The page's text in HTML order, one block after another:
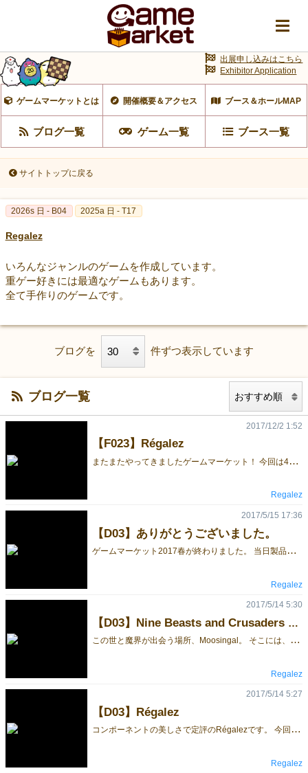
ゲームマーケットとは 開催概要＆アクセス ブース＆ホールMAP
ブログ一覧 ゲーム一覧 ブース一覧
出展申し込みはこちら
Exhibitor Application
サイトトップに戻る
2026s 日 - B04 2025a 日 - T17
Regalez
いろんなジャンルのゲームを作成しています。
重ゲー好きには最適なゲームもあります。
全て手作りのゲームです。
ブログを 件ずつ表示しています
ブログ一覧
【F023】Régalez
ま
たまたやってきましたゲームマーケット！ 今回は4回目の出店です。 今回の新作は「ESPレンジャー」協力型の超能力ゲームです。 テレパシーで宇宙人とコミュニケーションをとって人類を救おう！ これまでの作品もそろっています。是非お立ち寄りください。 これまでのゲーム 1．Régalez カタバミをモチーフとしたアートゲームです。新しく、ベーシックルールを追加しました。 2．Proks バクテリアの守護神となって生き残りをかけて戦います。アートゲーム第二弾。ミルフィオーリのライフストーンがかわいいです。 3．Nine Beast and Crusaders in Moosingal ジレンマ型のTrumplus シリーズ第一弾 4．ESP レンジャー 協力型の超能力ゲームです。Trumplusシリーズ第二弾
2017/12/2 1:52
Regalez
【D03】ありがとうございました。
ゲ
ームマーケット2017春が終わりました。 当日製品をご購入頂きました方。試遊をして下さった方。また、ブースでゲームの内容を聞いて下さった方。誠にありがとうございました。 もし、何か不明な事があれば、下記メールアドレスにご連絡下さい。 次回またお会いできることを楽しみにしています。 一石 耀 regalez.game@gmail.com
2017/5/15 17:36
Regalez
【D03】Nine Beasts and Crusaders in Moosingal
こ
の世と魔界が出会う場所、Moosingal。 そこには、古に人類に奪われた地上を蹂躙せしめんと9匹の最強の魔獣が集結していた。 「魔獣から、人類を守らなければ！」 各地の騎士団が立ち上がった。 Moosingalに乗り込んだ騎士団は、 古代の伝説を聞いた。 「五首のドラゴンだけは狩ってはならない。」 魔獣の呪いに苦しめられ、人間界に紛れ込んだ魔獣の手下に翻弄されながらも、天使人類の力を借りて戦いを終えた騎士団。しかし、そこには最も恐ろしい魔獣である人間達の野望が渦巻いていた。 Trumplusシリーズ第一弾。 アールヌーボ調の絵柄もお楽しみ下さい。
2017/5/14 5:30
Regalez
【D03】Régalez
コ
ンポーネントの美しさで定評のRégalezです。 今回、新しくエンジョイルールーを設定しました。 奥深いRégalezのゲームもお楽しみ下さい。
2017/5/14 5:27
Regalez